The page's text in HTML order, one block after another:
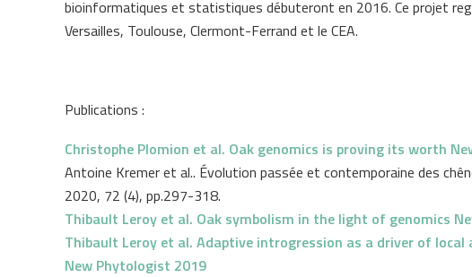
bioinformatiques et statistiques débuteront en 2016. Ce projet
Versailles, Toulouse, Clermont-Ferrand et le CEA.
Publications :
Christophe Plomion et al. Oak genomics is proving its worth
Antoine Kremer et al.. Évolution passée et contemporaine des
2020, 72 (4), pp.297-318.
Thibault Leroy et al. Oak symbolism in the light of genomics
Thibault Leroy et al. Adaptive introgression as a driver of
New Phytologist 2019